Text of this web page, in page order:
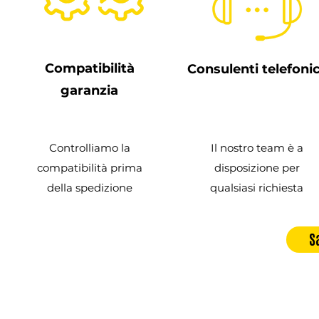
Compatibilità
garanzia
Controlliamo la
compatibilità prima
della spedizione
Consulenti
Il nostro team è a
disposizione per
qualsiasi richiesta